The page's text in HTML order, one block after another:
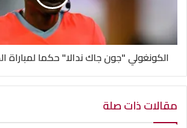
الكونغولي "جون جاك ندالا" حكما لمباراة
مقالات ذات صلة